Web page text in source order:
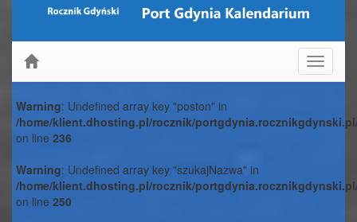
Toggle
Warning: Undefined array key "poston" in
/home/klient.dhosting.pl/rocznik/
on line 236
Warning: Undefined array key "szukajNazwa" in
/home/klient.dhosting.pl/rocznik/
on line 250